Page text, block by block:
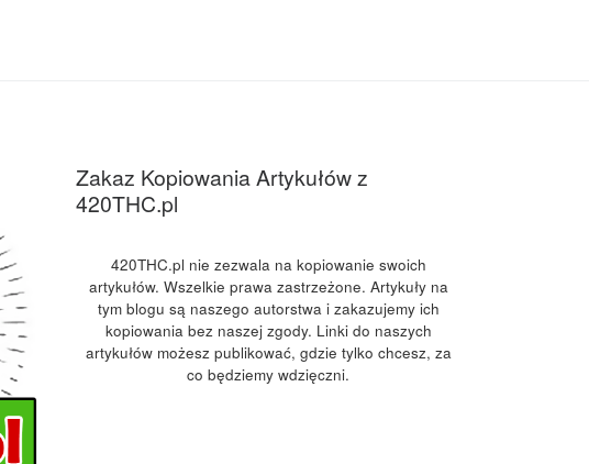
Zakaz Kopiowania Artykułów z
420THC.pl
420THC.pl nie zezwala na kopiowanie swoich
artykułów. Wszelkie prawa zastrzeżone. Artykuły na
tym blogu są naszego autorstwa i zakazujemy ich
kopiowania bez naszej zgody. Linki do naszych
artykułów możesz publikować, gdzie tylko chcesz, za
co będziemy wdzięczni.